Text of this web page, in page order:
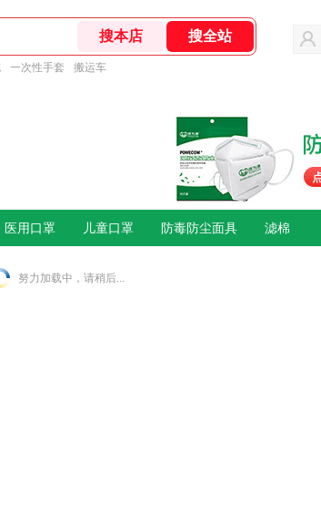
一次性手套 搬运车
医用口罩 儿童口罩 防毒防尘面具 滤棉
努力加载中，请稍后...